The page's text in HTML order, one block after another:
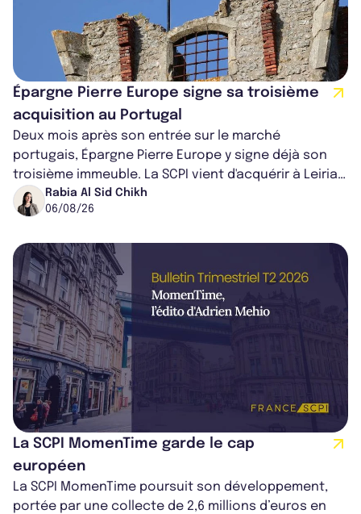
Épargne Pierre Europe signe sa troisième
acquisition au Portugal
Deux mois après son entrée sur le marché
portugais, Épargne Pierre Europe y signe déjà son
troisième immeuble. La SCPI vient d'acquérir à Leiria,
dans le centre du pays, un établis...
Rabia Al Sid Chikh
06/08/26
La SCPI MomenTime garde le cap
européen
La SCPI MomenTime poursuit son développement,
portée par une collecte de 2,6 millions d’euros en